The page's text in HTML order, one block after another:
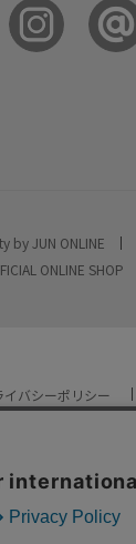
by JUN ONLINE
ONLINE SHOP
イバシーポリシー